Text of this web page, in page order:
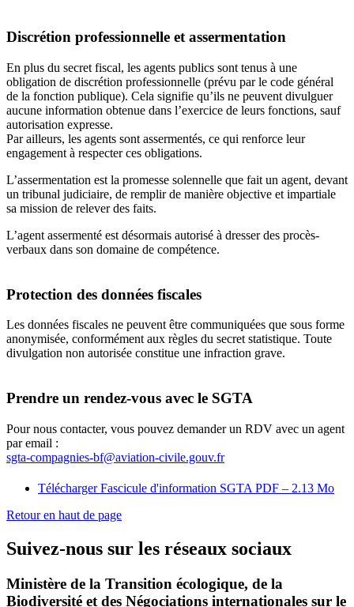
Discrétion professionnelle et assermentation
En plus du secret fiscal, les agents publics sont tenus à une
obligation de discrétion professionnelle (prévu par le code général
de la fonction publique). Cela signifie qu’ils ne peuvent divulguer
aucune information obtenue dans l’exercice de leurs fonctions, sauf
autorisation expresse.
Par ailleurs, les agents sont assermentés, ce qui renforce leur
engagement à respecter ces obligations.
L’assermentation est la promesse solennelle que fait un agent, devant
un tribunal judiciaire, de remplir de manière objective et impartiale
sa mission de relever des faits.
L’agent assermenté est désormais autorisé à dresser des procès-
verbaux dans son domaine de compétence.
Protection des données fiscales
Les données fiscales ne peuvent être communiquées que sous forme
anonymisée, conformément aux règles du secret statistique. Toute
divulgation non autorisée constitue une infraction grave.
Prendre un rendez-vous avec le SGTA
Pour nous contacter, vous pouvez demander un RDV avec un agent
par email :
sgta-compagnies-bf@aviation-civile.gouv.fr
Télécharger Fascicule d'information SGTA PDF – 2.13 Mo
Retour en haut de page
Suivez-nous sur les réseaux sociaux
Ministère de la Transition écologique, de la
Biodiversité et des Négociations internationales sur le